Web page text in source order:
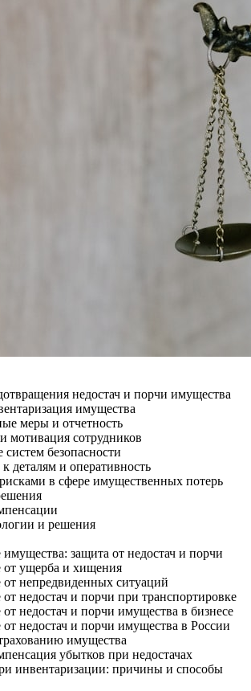
недостач и порчи имущества
имущества
меры и отчетность
мотивация сотрудников
безопасности
деталям и оперативность
в сфере имущественных потерь
и решения
имущества: защита от недостач и порчи
от ущерба и хищения
от непредвиденных ситуаций
недостач и порчи при транспортировке
недостач и порчи имущества в бизнесе
от недостач и порчи имущества в России
имущества
убытков при недостачах
инвентаризации: причины и способы